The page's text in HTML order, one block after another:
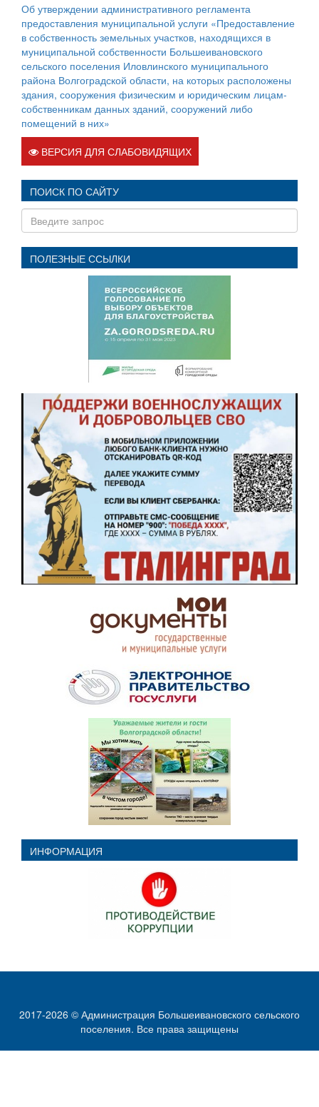
Об утверждении административного регламента
предоставления муниципальной услуги «Предоставление
в собственность земельных участков, находящихся в
муниципальной собственности Большеивановского
сельского поселения Иловлинского муниципального
района Волгоградской области, на которых расположены
здания, сооружения физическим и юридическим лицам-
собственникам данных зданий, сооружений либо
помещений в них»
ВЕРСИЯ ДЛЯ СЛАБОВИДЯЩИХ
ПОИСК ПО САЙТУ
ПОЛЕЗНЫЕ ССЫЛКИ
ИНФОРМАЦИЯ
2017-2026 © Администрация Большеивановского сельского
поселения. Все права защищены